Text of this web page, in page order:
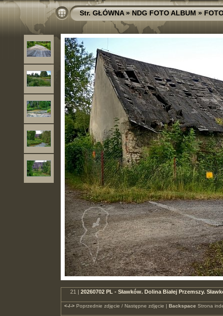
Str. GŁÓWNA»NDG FOTO ALBUM»
21 | 20260702 PL - Sławków. Dolina Białej Przemszy.
<-/->Poprzednie zdjęcie / Następne zdjęcie | Backspace Strona